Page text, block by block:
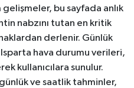
bu sayfada anlık
nabzını tutan en kritik
derlenir. Günlük
hava durumu verileri,
kullanıcılara sunulur.
ve saatlik tahminler,